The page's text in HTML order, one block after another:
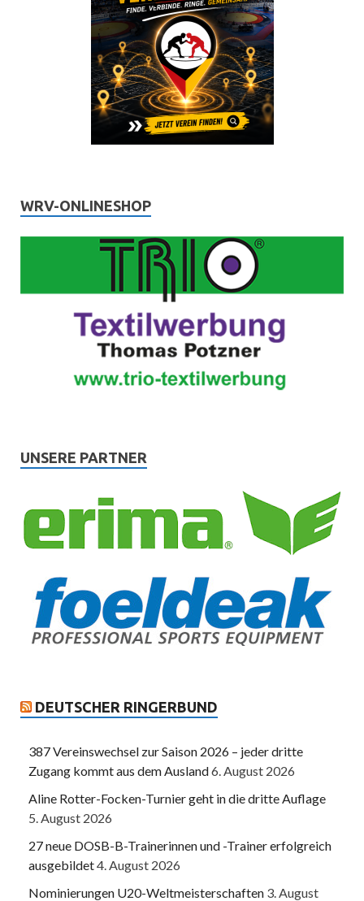
WRV-ONLINESHOP
UNSERE PARTNER
DEUTSCHER RINGERBUND
387 Vereinswechsel zur Saison 2026 – jeder dritte
Zugang kommt aus dem Ausland6. August 2026
Aline Rotter-Focken-Turnier geht in die dritte Auflage
5. August 2026
27 neue DOSB-B-Trainerinnen und -Trainer erfolgreich
ausgebildet4. August 2026
Nominierungen U20-Weltmeisterschaften 3. August